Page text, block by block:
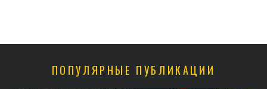
ПОПУЛЯРНЫЕ ПУБЛИКАЦИИ